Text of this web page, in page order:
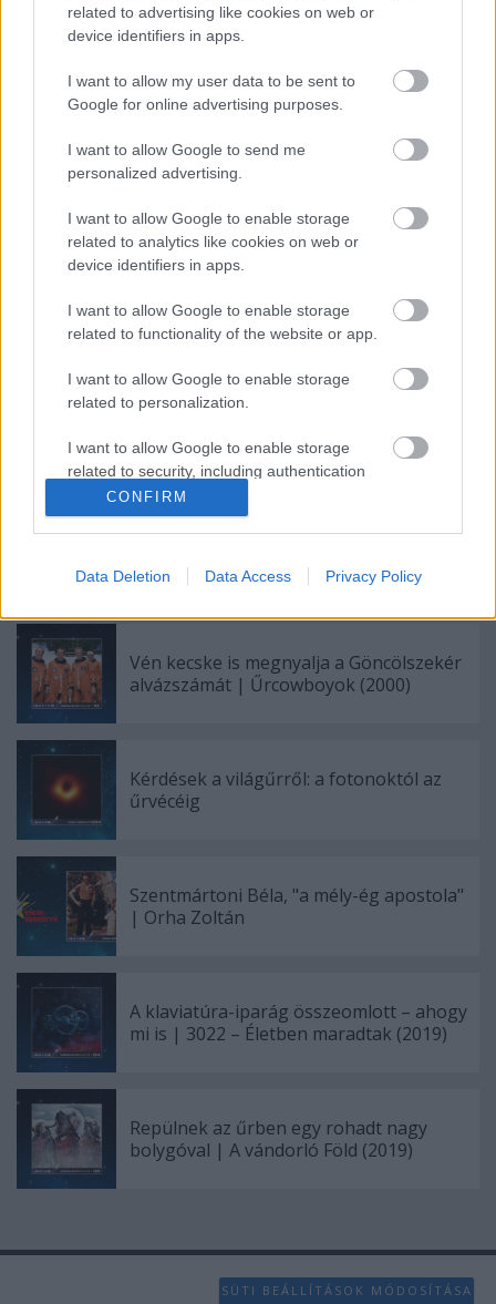
related to advertising like cookies on web or
device identifiers in apps.
I want to allow my user data to be sent to
Google for online advertising purposes.
I want to allow Google to send me
personalized advertising.
I want to allow Google to enable storage
related to analytics like cookies on web or
device identifiers in apps.
I want to allow Google to enable storage
related to functionality of the website or app.
I want to allow Google to enable storage
related to personalization.
I want to allow Google to enable storage
related to security, including authentication
functionality and fraud prevention, and other
user protection.
CONFIRM
Data Deletion Data Access Privacy Policy
Címkék:Film Tudomány Csillagászat Űrkutatás
Vén kecske is megnyalja a Göncölszekér
alvázszámát | Űrcowboyok (2000)
Kérdések a világűrről: a fotonoktól az
űrvécéig
Szentmártoni Béla, "a mély-ég apostola"
| Orha Zoltán
A klaviatúra-iparág összeomlott – ahogy
mi is | 3022 – Életben maradtak (2019)
Repülnek az űrben egy rohadt nagy
bolygóval | A vándorló Föld (2019)
SÜTI BEÁLLÍTÁSOK MÓDOSÍTÁSA